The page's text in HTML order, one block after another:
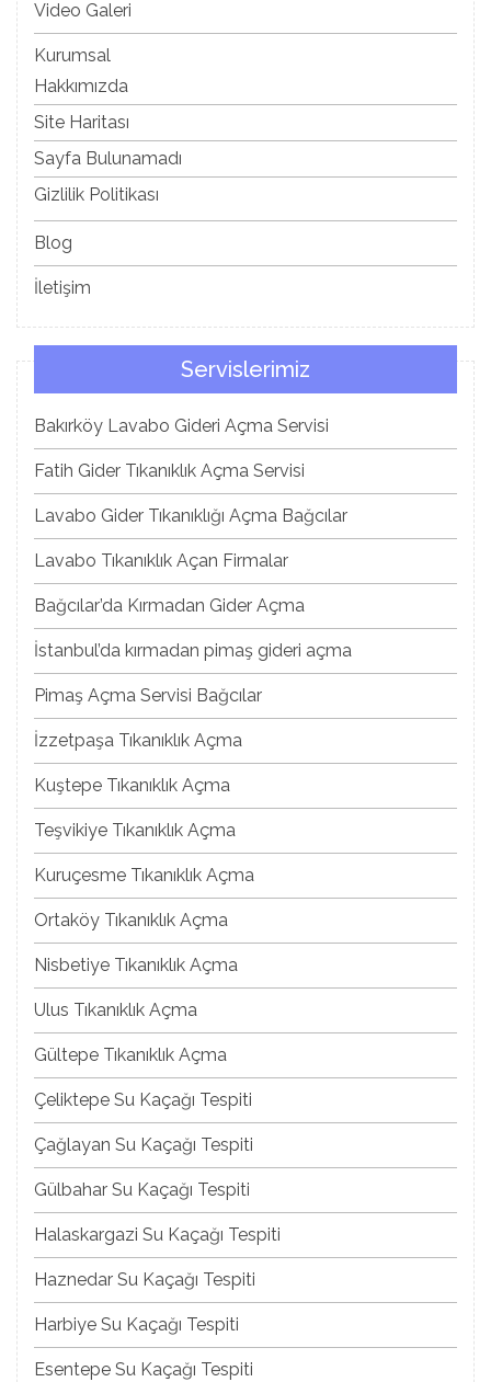
Video Galeri
Kurumsal
Hakkımızda
Site Haritası
Sayfa Bulunamadı
Gizlilik Politikası
Blog
İletişim
Servislerimiz
Bakırköy Lavabo Gideri Açma Servisi
Fatih Gider Tıkanıklık Açma Servisi
Lavabo Gider Tıkanıklığı Açma Bağcılar
Lavabo Tıkanıklık Açan Firmalar
Bağcılar’da Kırmadan Gider Açma
İstanbul’da kırmadan pimaş gideri açma
Pimaş Açma Servisi Bağcılar
İzzetpaşa Tıkanıklık Açma
Kuştepe Tıkanıklık Açma
Teşvikiye Tıkanıklık Açma
Kuruçesme Tıkanıklık Açma
Ortaköy Tıkanıklık Açma
Nisbetiye Tıkanıklık Açma
Ulus Tıkanıklık Açma
Gültepe Tıkanıklık Açma
Çeliktepe Su Kaçağı Tespiti
Çağlayan Su Kaçağı Tespiti
Gülbahar Su Kaçağı Tespiti
Halaskargazi Su Kaçağı Tespiti
Haznedar Su Kaçağı Tespiti
Harbiye Su Kaçağı Tespiti
Esentepe Su Kaçağı Tespiti